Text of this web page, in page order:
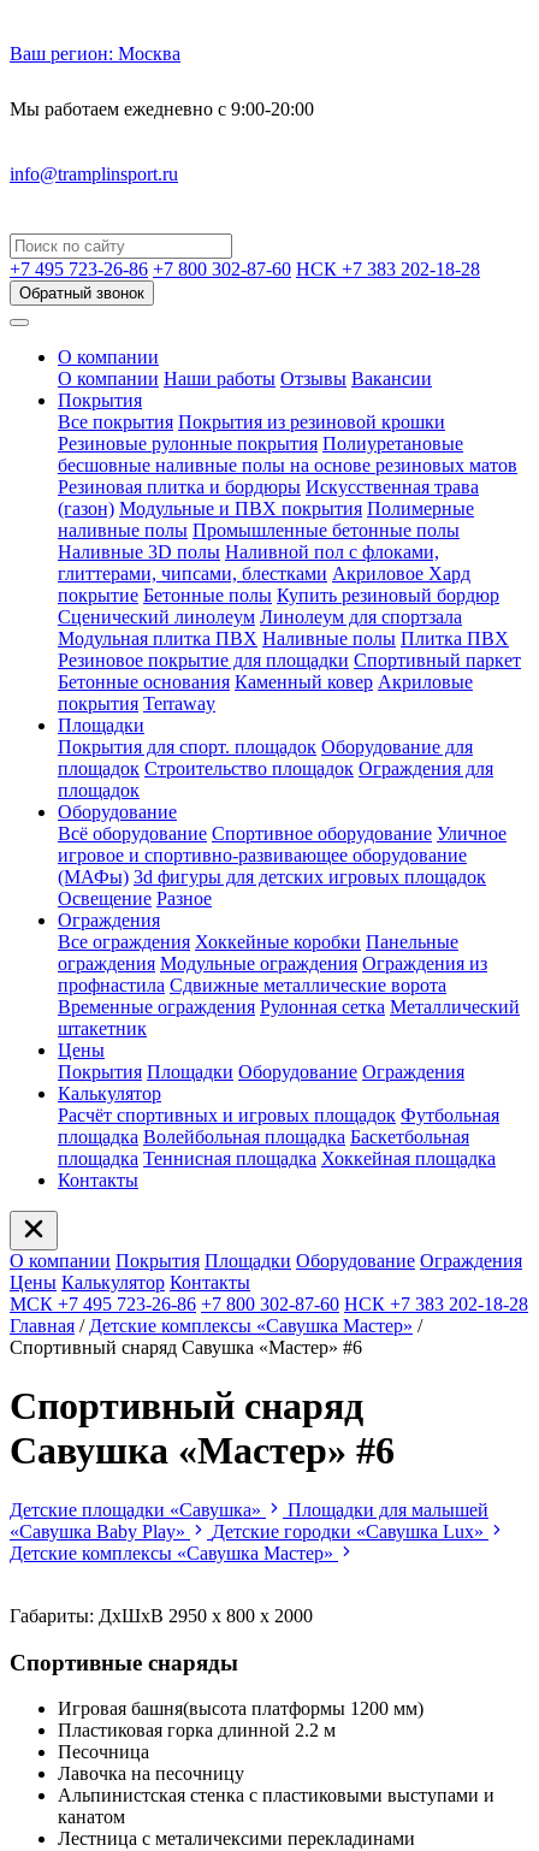
Ваш регион: Москва
Мы работаем ежедневно с 9:00-20:00
info@tramplinsport.ru
+7 495 723-26-86 +7 800 302-87-60 НСК +7 383 202-18-28
Обратный звонок
О компании
О компании Наши работы Отзывы Вакансии
Покрытия
Все покрытия Покрытия из резиновой крошки
Резиновые рулонные покрытия Полиуретановые
бесшовные наливные полы на основе резиновых матов
Резиновая плитка и бордюры Искусственная трава
(газон) Модульные и ПВХ покрытия Полимерные
наливные полы Промышленные бетонные полы
Наливные 3D полы Наливной пол с флоками,
глиттерами, чипсами, блестками Акриловое Хард
покрытие Бетонные полы Купить резиновый бордюр
Сценический линолеум Линолеум для спортзала
Модульная плитка ПВХ Наливные полы Плитка ПВХ
Резиновое покрытие для площадки Спортивный паркет
Бетонные основания Каменный ковер Акриловые
покрытия Terraway
Площадки
Покрытия для спорт. площадок Оборудование для
площадок Строительство площадок Ограждения для
площадок
Оборудование
Всё оборудование Спортивное оборудование Уличное
игровое и спортивно-развивающее оборудование
(МАФы) 3d фигуры для детских игровых площадок
Освещение Разное
Ограждения
Все ограждения Хоккейные коробки Панельные
ограждения Модульные ограждения Ограждения из
профнастила Сдвижные металлические ворота
Временные ограждения Рулонная сетка Металлический
штакетник
Цены
Покрытия Площадки Оборудование Ограждения
Калькулятор
Расчёт спортивных и игровых площадок Футбольная
площадка Волейбольная площадка Баскетбольная
площадка Теннисная площадка Хоккейная площадка
Контакты
О компании Покрытия Площадки Оборудование Ограждения
Цены Калькулятор Контакты
МСК +7 495 723-26-86 +7 800 302-87-60 НСК +7 383 202-18-28
Главная / Детские комплексы «Савушка Мастер» /
Спортивный снаряд Савушка «‎Мастер» #6
Спортивный снаряд
Савушка «‎Мастер» #6
Детские площадки «Савушка»
Площадки для малышей
«Савушка Baby Play»
Детские городки «Савушка Lux»
Детские комплексы «Савушка Мастер»
Габариты: ДхШхВ 2950 х 800 х 2000
Спортивные снаряды
Игровая башня(высота платформы 1200 мм)
Пластиковая горка длинной 2.2 м
Песочница
Лавочка на песочницу
Альпинистская стенка с пластиковыми выступами и
канатом
Лестница с металичексими перекладинами